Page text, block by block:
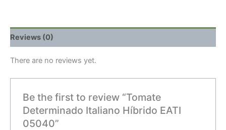
Reviews (0)
There are no reviews yet.
Be the first to review “Tomate
Determinado Italiano Híbrido EATI
05040”